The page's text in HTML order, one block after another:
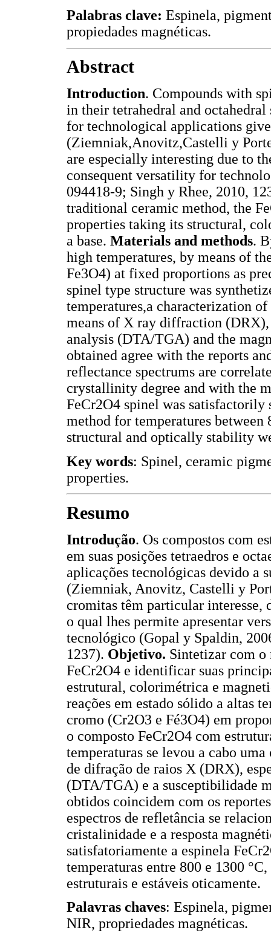
Palabras clave: Espinela,
propiedades magnéticas.
Abstract
Introduction. Compounds with
in their tetrahedral and
for technological applications
(Ziemniak,Anovitz,Castelli y
are especially interesting due to
consequent versatility for
094418-9; Singh y Rhee, 2010,
traditional ceramic method, the
properties taking its structural,
a base. Materials and methods.
high temperatures, by means of
Fe3O4) at fixed proportions as
spinel type structure was
temperatures,a characterization
means of X ray diffraction
analysis (DTA/TGA) and the
obtained agree with the reports
reflectance spectrums are
crystallinity degree and with the
FeCr2O4 spinel was
method for temperatures between
structural and optically stability
Key words: Spinel, ceramic
properties.
Resumo
Introdução. Os compostos com
em suas posições tetraedros e
aplicações tecnológicas devido a
(Ziemniak, Anovitz, Castelli y
cromitas têm particular interesse,
o qual lhes permite apresentar
tecnológico (Gopal y Spaldin,
1237). Objetivo. Sintetizar com o
FeCr2O4 e identificar suas
estrutural, colorimétrica e
reações em estado sólido a altas
cromo (Cr2O3 e Fé3O4) em
o composto FeCr2O4 com
temperaturas se levou a cabo
de difração de raios X (DRX),
(DTA/TGA) e a susceptibilidade
obtidos coincidem com os
espectros de refletância se
cristalinidade e a resposta
satisfatoriamente a espinela
temperaturas entre 800 e 1300
estruturais e estáveis oticamente.
Palavras chaves: Espinela,
NIR, propriedades magnéticas.